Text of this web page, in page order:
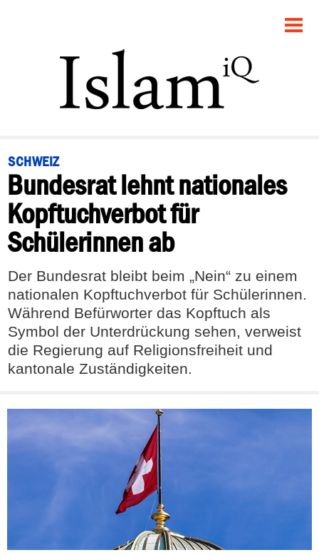
POLITIK
PANORAMA
RECHT
FEUILLETON
DEBATTE
SCHWEIZ
Bundesrat lehnt nationales
Kopftuchverbot für
Schülerinnen ab
Der Bundesrat bleibt beim „Nein“ zu einem
nationalen Kopftuchverbot für Schülerinnen.
Während Befürworter das Kopftuch als
Symbol der Unterdrückung sehen, verweist
die Regierung auf Religionsfreiheit und
kantonale Zuständigkeiten.